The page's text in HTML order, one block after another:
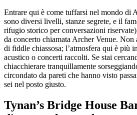
Entrare qui è come tuffarsi nel mondo di
sono diversi livelli, stanze segrete, e il
rifugio storico per conversazioni
da concerto chiamata Archer Venue. Non
di fiddle chiassosa; l’atmosfera qui è più
acustico o concerti raccolti. Se stai
chiacchierare tranquillamente
circondato da pareti che hanno visto
sei nel posto giusto.
Tynan’s Bridge House